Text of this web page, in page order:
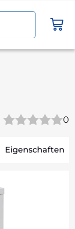
0
Eigenschaften